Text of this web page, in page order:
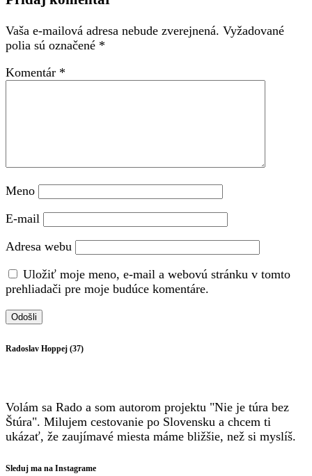
Vaša e-mailová adresa nebude zverejnená. Vyžadované
polia sú označené *
Komentár *
Meno
E-mail
Adresa webu
Uložiť moje meno, e-mail a webovú stránku v tomto
prehliadači pre moje budúce komentáre.
Radoslav Hoppej (37)
Volám sa Rado a som autorom projektu "Nie je túra bez
Štúra". Milujem cestovanie po Slovensku a chcem ti
ukázať, že zaujímavé miesta máme bližšie, než si myslíš.
Sleduj ma na Instagrame